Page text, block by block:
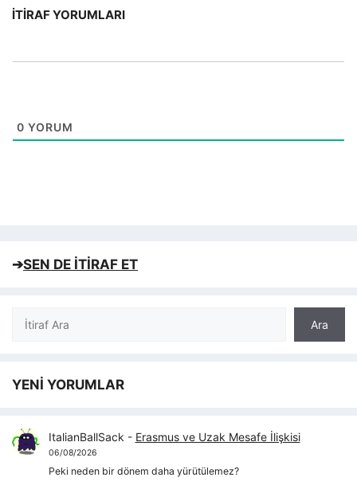
İTIRAF YORUMLARI
0 YORUM
➔SEN DE İTİRAF ET
Ara
Ara
YENİ YORUMLAR
ItalianBallSack - Erasmus ve Uzak Mesafe İlişkisi
06/08/2026
Peki neden bir dönem daha yürütülemez?